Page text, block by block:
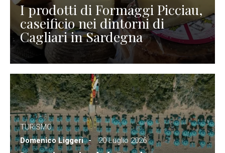
I prodotti di Formaggi Picciau,
caseificio nei dintorni di
Cagliari in Sardegna
TURISMO
Domenico Liggeri
20 Luglio 2026